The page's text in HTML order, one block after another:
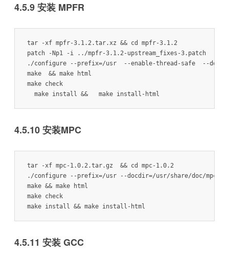
4.5.9 安装 MPFR
tar -xf mpfr-3.1.2.tar.xz && cd mpfr-3.1.2
patch -Np1 -i ../mpfr-3.1.2-upstream_fixes-3.patch
./configure --prefix=/usr  --enable-thread-safe  --
make  && make html
make check
  make install &&   make install-html
4.5.10 安装MPC
tar -xf mpc-1.0.2.tar.gz  && cd mpc-1.0.2
./configure --prefix=/usr --docdir=/usr/share/doc/mpc-
make && make html
make check
make install && make install-html
4.5.11 安装 GCC